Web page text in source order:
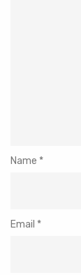
Name *
Email *